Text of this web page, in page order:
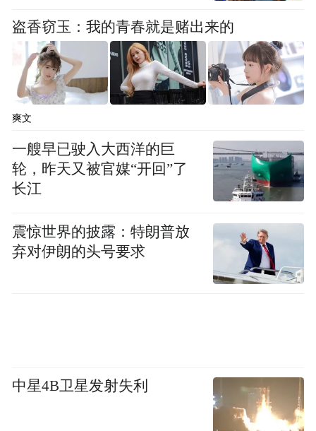
陶器、青铜器……不得不说，此次展览展品
丰富而又全面。
据介绍，这一次，不少展品是首次进京亮
相，珍品、孤品、名品云集。四川广汉三星
堆出土的戴金面罩青铜人头像和铜鹰形铃，
江西新干大洋洲出土的双面铜人像、兽面纹
青铜胄、蝉纹青铜大刀等一众“明星”文物纷
纷登场，一展纵览殷商超重量级文物“天
团”。
此外，今年电影《哪吒2》火爆出圈，展览特
盗香窃玉：我的青春就是赌出来的
爽文
一艘早已驶入大西洋的巨
轮，昨天又被官媒“开回”了
长江
震惊世界的披露：特朗普放
弃对伊朗的头号要求
中星4B卫星发射失利